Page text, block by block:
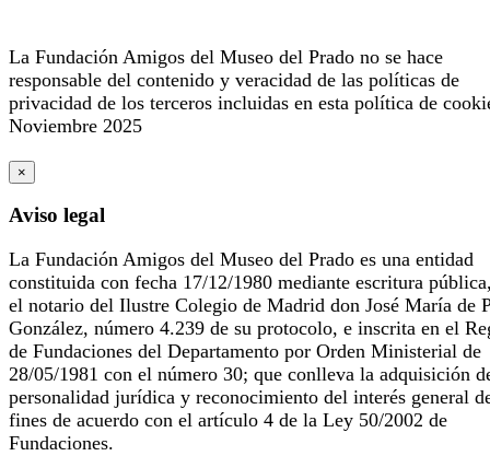
La Fundación Amigos del Museo del Prado no se hace
responsable del contenido y veracidad de las políticas de
privacidad de los terceros incluidas en esta política de
Noviembre 2025
×
Aviso legal
La Fundación Amigos del Museo del Prado es una entidad
constituida con fecha 17/12/1980 mediante escritura
el notario del Ilustre Colegio de Madrid don José María de
González, número 4.239 de su protocolo, e inscrita en el
de Fundaciones del Departamento por Orden Ministerial de
28/05/1981 con el número 30; que conlleva la adquisición
personalidad jurídica y reconocimiento del interés general
fines de acuerdo con el artículo 4 de la Ley 50/2002 de
Fundaciones.